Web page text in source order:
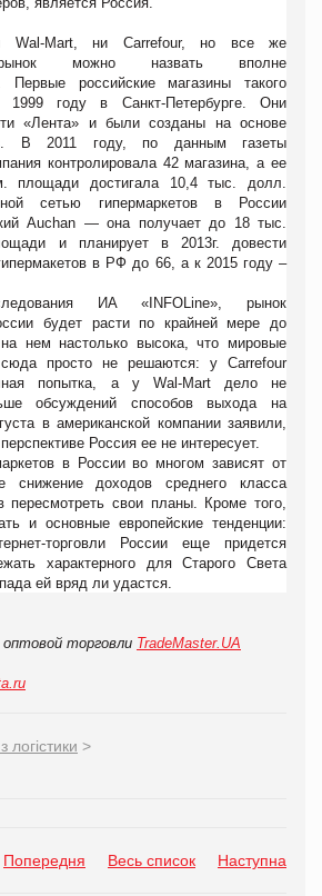
Mart, ни Carrefour, но все же
рынок можно назвать вполне
Первые российские магазины такого
году в Санкт-Петербурге. Они
«Лента» и были созданы на основе
В 2011 году, по данным газеты
контролировала 42 магазина, а ее
достигала 10,4 тыс. долл.
сетью гипермаркетов в России
Auchan — она получает до 18 тыс.
и планирует в 2013г. довести
в РФ до 66, а к 2015 году –
ИА «INFOLine», рынок
будет расти по крайней мере до
на нем настолько высока, что мировые
просто не решаются: у Carrefour
попытка, а у Wal-Mart дело не
обсуждений способов выхода на
в американской компании заявили,
Россия ее не интересует.
в России во многом зависят от
снижение доходов среднего класса
пересмотреть свои планы. Кроме того,
и основные европейские тенденции:
торговли России еще придется
характерного для Старого Света
ей вряд ли удастся.
торговли TradeMaster.UA
логістики >
Попередня Весь список Наступна